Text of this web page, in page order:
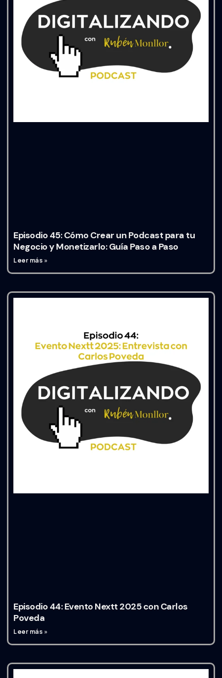
Episodio 45: Cómo Crear un Podcast para tu
Negocio y Monetizarlo: Guía Paso a Paso
Leer más »
Episodio 44: Evento Nextt 2025 con Carlos
Poveda
Leer más »